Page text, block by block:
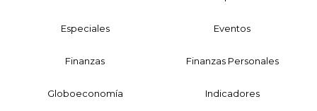
Especiales Eventos
Finanzas Finanzas Personales
Globoeconomía Indicadores